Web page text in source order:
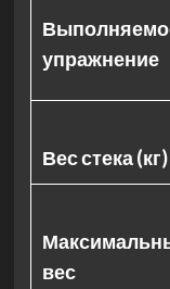
упражнение
Вес стека (кг)
вес